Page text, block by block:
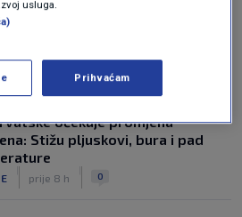
očekuje promjena
Stižu pljuskovi, bura i pad
prije 8 h 0
usluga.
Prihvaćam